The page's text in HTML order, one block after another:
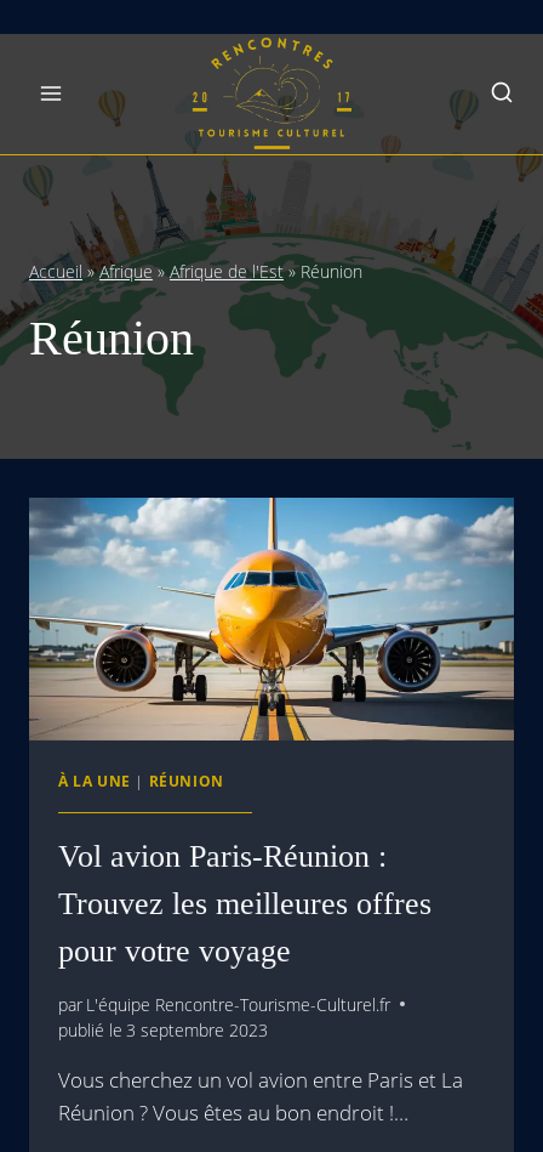
Accueil »Afrique»Afrique de l'Est»Réunion
Réunion
À LA UNE | RÉUNION
Vol avion Paris-Réunion :
Trouvez les meilleures offres
pour votre voyage
par L'équipe Rencontre-Tourisme-Culturel.fr
publié le 3 septembre 2023
Vous cherchez un vol avion entre Paris et La
Réunion ? Vous êtes au bon endroit !…